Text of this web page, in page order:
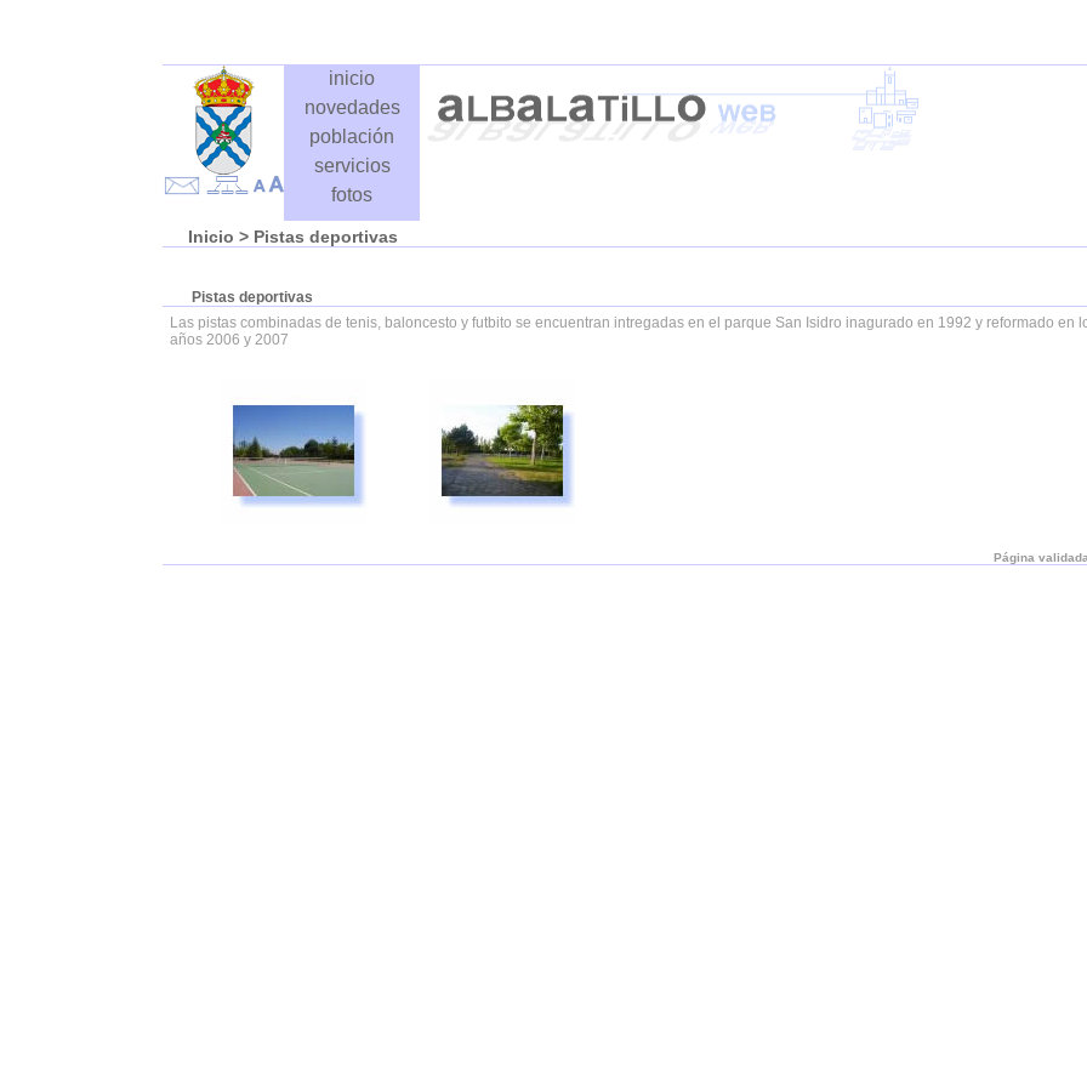
inicio
novedades
población
servicios
fotos
Inicio > Pistas deportivas
Pistas deportivas
Las pistas combinadas de tenis, baloncesto y futbito se encuentran intregadas en el parque San Isidro inagurado en 1992 y reformado en
años 2006 y 2007
Página